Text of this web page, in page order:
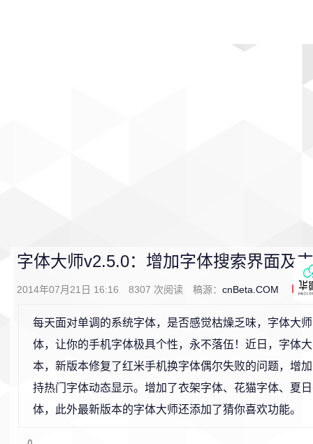
字体大师v2.5.0：增加字体搜索界面及
2014年07月21日 16:16 8307 次阅读 稿源： cnBeta.COM 0
每天面对单调的系统字体，是否感觉枯燥乏味，字体大
体，让你的手机字体极具个性，永不落伍！近日，字体
本，新版本修复了红米手机换字体偶尔失败的问题，增
持热门字体动态显示。增加了衣架字体、花猫字体、夏
体，此外最新版本的字体大师还添加了猜你喜欢功能。